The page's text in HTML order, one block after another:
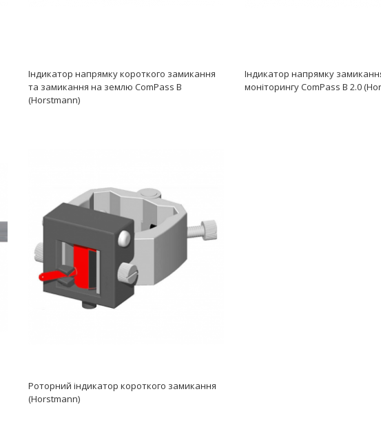
Індикатор напрямку короткого замикання
та замикання на землю ComPass B
(Horstmann)
Індикатор напрямку
моніторингу ComPass B 2.0
Роторний індикатор короткого замикання
(Horstmann)